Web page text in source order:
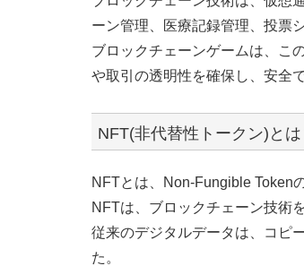
ーン管理、医療記録管理、投票
ブロックチェーンゲームは、こ
や取引の透明性を確保し、安全
NFT(非代替性トークン)とは
NFTとは、Non-Fungible Token
NFTは、ブロックチェーン技術
従来のデジタルデータは、コピ
た。